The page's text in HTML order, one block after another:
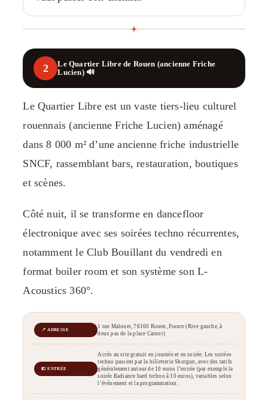
2
Le Quartier Libre de Rouen (ancienne Friche
Lucien) 🔊
Le Quartier Libre est un vaste tiers-lieu culturel
rouennais (ancienne Friche Lucien) aménagé
dans 8 000 m² d’une ancienne friche industrielle
SNCF, rassemblant bars, restauration, boutiques
et scènes.
Côté nuit, il se transforme en dancefloor
électronique avec ses soirées techno récurrentes,
notamment le Club Bouillant du vendredi en
format boiler room et son système son L-
Acoustics 360°.
📍 ADRESSE
1 rue Malouet, 76100 Rouen, France (Rive gauche, à
deux pas de la place Carnot)
💶 ENTRÉE
Accès au site gratuit en journée et en soirée. Les soirées
techno passent par la billetterie Shotgun, avec des tarifs
généralement autour de 10 euros l’entrée (par exemple la
soirée Radiance hard techno à 10 euros), variables selon
l’événement et la programmation.